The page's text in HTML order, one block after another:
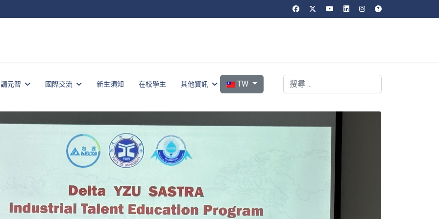
元智 國際交流 新生須知 在校學生 其他資訊 選擇你的語言
TW 搜索